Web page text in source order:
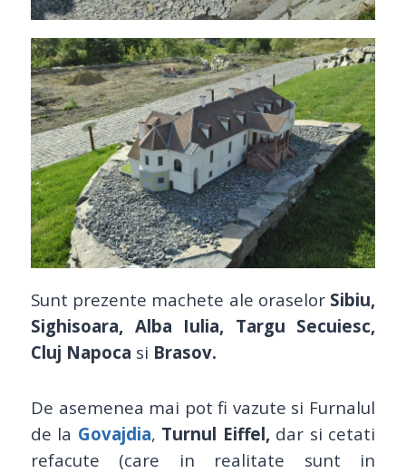
Sunt prezente machete ale oraselor Sibiu,
Sighisoara, Alba Iulia, Targu Secuiesc,
Cluj Napoca si Brasov.
De asemenea mai pot fi vazute si Furnalul
de la Govajdia, Turnul Eiffel, dar si cetati
refacute (care in realitate sunt in